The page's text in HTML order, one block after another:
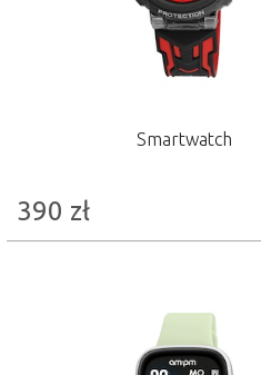
Smartwatch
390 zł